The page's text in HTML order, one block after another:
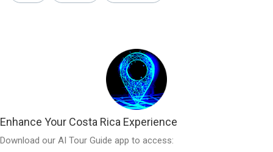
Enhance Your Costa Rica Experience
Download our AI Tour Guide app to access: